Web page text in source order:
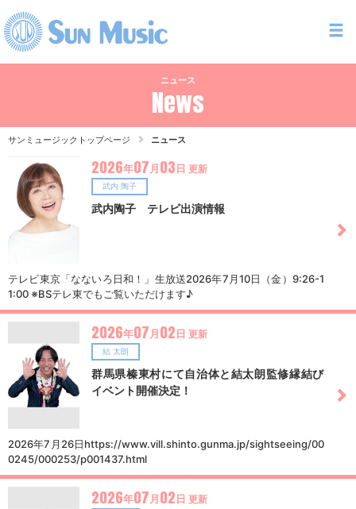
サンミュージックトップページ ニュース
ニュース
News
2026年07 月03日 更新
武内 陶子
武内陶子 テレビ出演情報
テレビ東京「なないろ日和！」生放送2026年7月10日（金）9:26-1
1:00 ※BSテレ東でもご覧いただけます♪
2026年07 月02日 更新
結 太朗
群馬県榛東村にて自治体と結太朗監修縁結び
イベント開催決定！
2026年7月26日https://www.vill.shinto.gunma.jp/sightseeing/00
0245/000253/p001437.html
2026年07 月02日 更新